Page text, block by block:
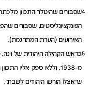
4שסבורים שהיטלר התכוון
הפונקציונליסטים, שסבורים
האירועים (הערת המתרגמת).
5כראש הקהילה היהודית של
מ-1938, וללא ספק אליו
ש"אצלו הורשו היהודים לשבת".